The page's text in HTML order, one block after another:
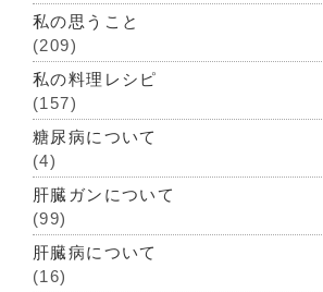
私の思うこと
(209)
私の料理レシピ
(157)
糖尿病について
(4)
肝臓ガンについて
(99)
肝臓病について
(16)